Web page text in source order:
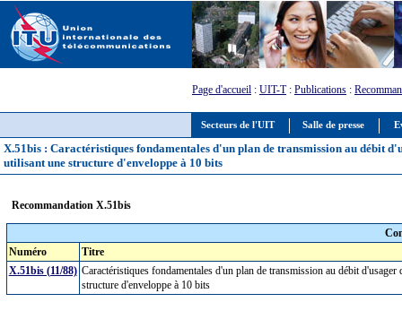
Secteurs de l'UIT Salle de presse
Page d'accueil : UIT-T: Publications :
X.51bis : Caractéristiques fondamentales d'un plan de transmission au débit
utilisant une structure d'enveloppe à 10 bits
Recommandation X.51bis
Numéro
Titre
X.51bis (11/88) Caractéristiques fondamentales d'un plan de transmission au débit
structure d'enveloppe à 10 bits